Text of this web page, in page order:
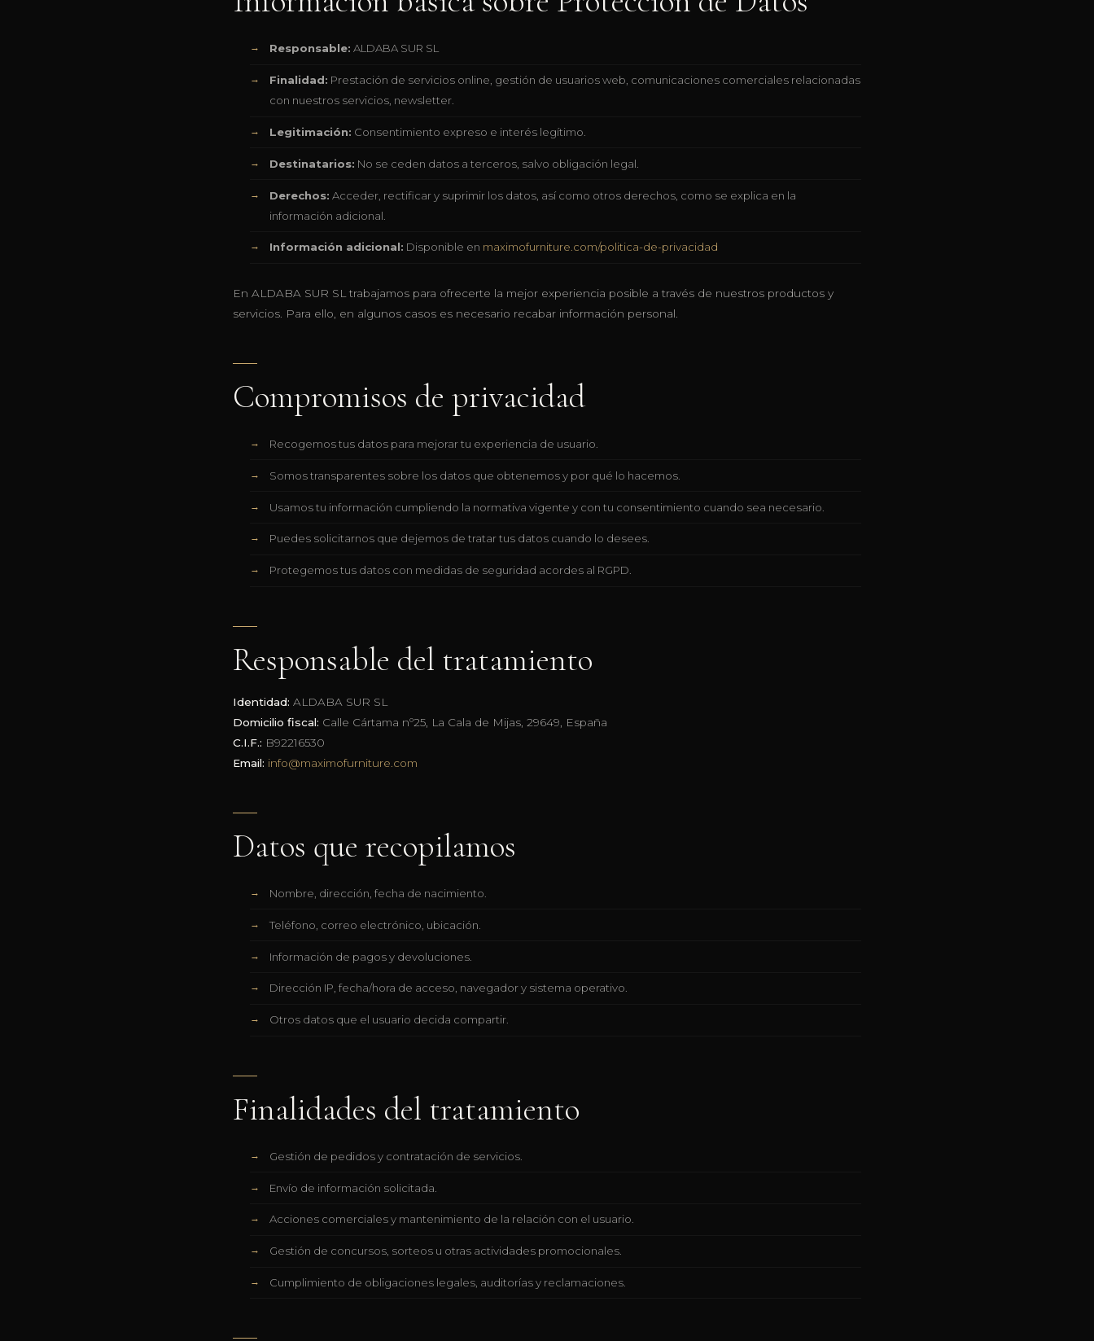
Responsable: ALDABA SUR SL
Finalidad: Prestación de servicios online, gestión de usuarios web, comunicaciones comerciales relacionadas
con nuestros servicios, newsletter.
Legitimación: Consentimiento expreso e interés legítimo.
Destinatarios: No se ceden datos a terceros, salvo obligación legal.
Derechos: Acceder, rectificar y suprimir los datos, así como otros derechos, como se explica en la
información adicional.
Información adicional: Disponible en maximofurniture.com/politica-de-privacidad
En ALDABA SUR SL trabajamos para ofrecerte la mejor experiencia posible a través de nuestros productos y
servicios. Para ello, en algunos casos es necesario recabar información personal.
Compromisos de privacidad
Recogemos tus datos para mejorar tu experiencia de usuario.
Somos transparentes sobre los datos que obtenemos y por qué lo hacemos.
Usamos tu información cumpliendo la normativa vigente y con tu consentimiento cuando sea necesario.
Puedes solicitarnos que dejemos de tratar tus datos cuando lo desees.
Protegemos tus datos con medidas de seguridad acordes al RGPD.
Responsable del tratamiento
Identidad: ALDABA SUR SL
Domicilio fiscal: Calle Cártama nº25, La Cala de Mijas, 29649, España
C.I.F.: B92216530
Email: info@maximofurniture.com
Datos que recopilamos
Nombre, dirección, fecha de nacimiento.
Teléfono, correo electrónico, ubicación.
Información de pagos y devoluciones.
Dirección IP, fecha/hora de acceso, navegador y sistema operativo.
Otros datos que el usuario decida compartir.
Finalidades del tratamiento
Gestión de pedidos y contratación de servicios.
Envío de información solicitada.
Acciones comerciales y mantenimiento de la relación con el usuario.
Gestión de concursos, sorteos u otras actividades promocionales.
Cumplimiento de obligaciones legales, auditorías y reclamaciones.